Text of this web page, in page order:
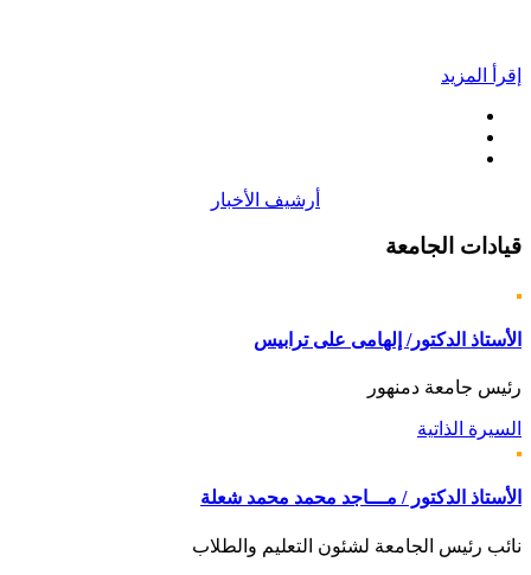
إقرأ المزيد
أرشيف الأخبار
قيادات الجامعة
الأستاذ الدكتور/ إلهامى على ترابيس
رئيس جامعة دمنهور
السيرة الذاتية
الأستاذ الدكتور / مـــاجد محمد محمد شعلة
نائب رئيس الجامعة لشئون التعليم والطلاب